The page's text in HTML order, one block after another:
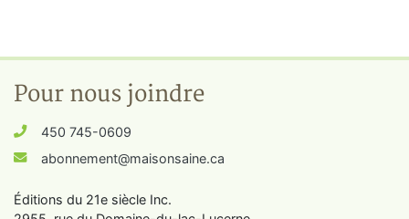
Pour nous joindre
450 745-0609
abonnement@maisonsaine.ca
Éditions du 21e siècle Inc.